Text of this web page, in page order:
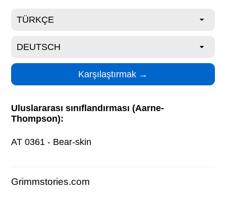
Uluslararası sınıflandırması (Aarne-
Thompson):
AT 0361 - Bear-skin
Grimmstories.com